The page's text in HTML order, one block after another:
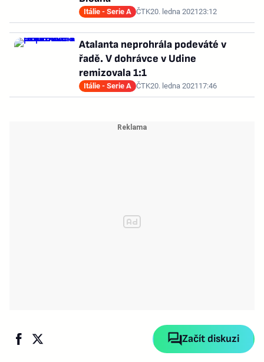
Itálie - Serie A ČTK20. ledna 202123:12
Atalanta neprohrála podeváté v
řadě. V dohrávce v Udine
remizovala 1:1
Itálie - Serie A ČTK20. ledna 2021 17:46
Začít diskuzi